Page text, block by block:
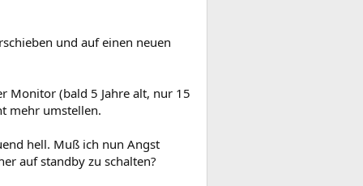
und auf einen neuen
Monitor (bald 5 Jahre alt, nur 15
mehr umstellen.
hell. Muß ich nun Angst
auf standby zu schalten?